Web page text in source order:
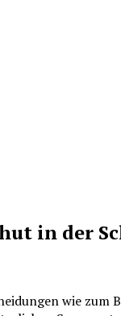
in der
wie zum